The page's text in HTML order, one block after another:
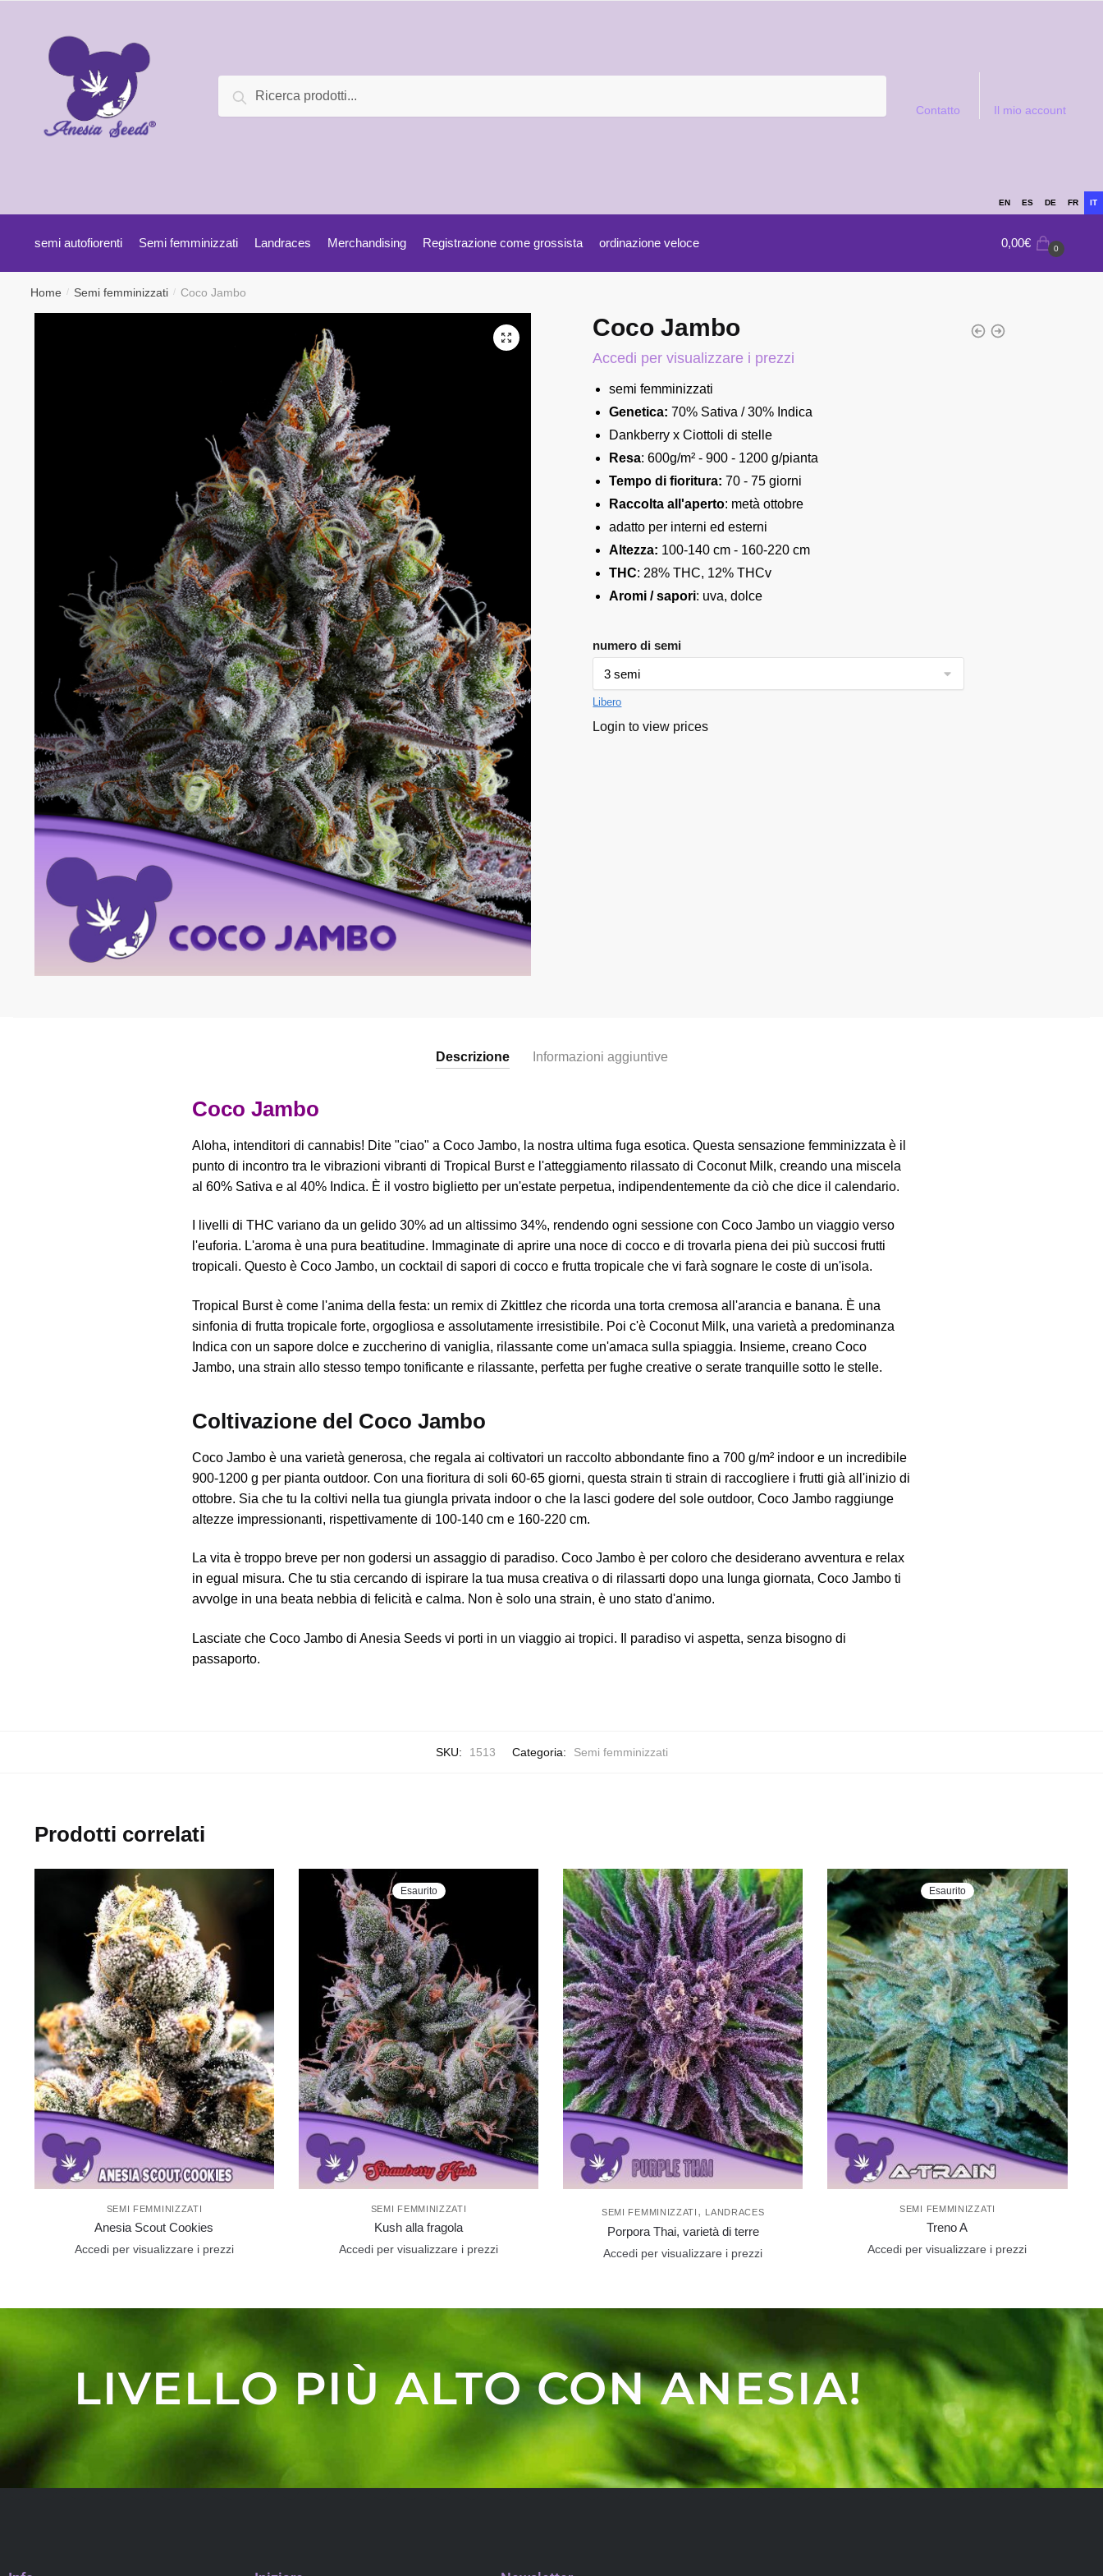
Ricerca
Contatto Il mio account
EN ES DE FR IT
semi autofiorenti Semi femminizzati Landraces Merchandising Registrazione come grossista ordinazione veloce 0,00€ 0
Home / Semi femminizzati / Coco Jambo
Coco Jambo
Accedi per visualizzare i prezzi
semi femminizzati
Genetica:70% Sativa / 30% Indica
Dankberry x Ciottoli di stelle
Resa: 600g/m² - 900 - 1200 g/pianta
Tempo di fioritura: 70 - 75 giorni
Raccolta all'aperto: metà ottobre
adatto per interni ed esterni
Altezza: 100-140 cm - 160-220 cm
THC: 28% THC, 12% THCv
Aromi / sapori: uva, dolce
numero di semi
Libero
Login to view prices
Descrizione Informazioni aggiuntive
Coco Jambo
Aloha, intenditori di cannabis! Dite "ciao" a Coco Jambo, la nostra ultima fuga esotica. Questa sensazione femminizzata è il
punto di incontro tra le vibrazioni vibranti di Tropical Burst e l'atteggiamento rilassato di Coconut Milk, creando una miscela
al 60% Sativa e al 40% Indica. È il vostro biglietto per un'estate perpetua, indipendentemente da ciò che dice il calendario.
I livelli di THC variano da un gelido 30% ad un altissimo 34%, rendendo ogni sessione con Coco Jambo un viaggio verso
l'euforia. L'aroma è una pura beatitudine. Immaginate di aprire una noce di cocco e di trovarla piena dei più succosi frutti
tropicali. Questo è Coco Jambo, un cocktail di sapori di cocco e frutta tropicale che vi farà sognare le coste di un'isola.
Tropical Burst è come l'anima della festa: un remix di Zkittlez che ricorda una torta cremosa all'arancia e banana. È una
sinfonia di frutta tropicale forte, orgogliosa e assolutamente irresistibile. Poi c'è Coconut Milk, una varietà a predominanza
Indica con un sapore dolce e zuccherino di vaniglia, rilassante come un'amaca sulla spiaggia. Insieme, creano Coco
Jambo, una strain allo stesso tempo tonificante e rilassante, perfetta per fughe creative o serate tranquille sotto le stelle.
Coltivazione del Coco Jambo
Coco Jambo è una varietà generosa, che regala ai coltivatori un raccolto abbondante fino a 700 g/m² indoor e un incredibile
900-1200 g per pianta outdoor. Con una fioritura di soli 60-65 giorni, questa strain ti strain di raccogliere i frutti già all'inizio di
ottobre. Sia che tu la coltivi nella tua giungla privata indoor o che la lasci godere del sole outdoor, Coco Jambo raggiunge
altezze impressionanti, rispettivamente di 100-140 cm e 160-220 cm.
La vita è troppo breve per non godersi un assaggio di paradiso. Coco Jambo è per coloro che desiderano avventura e relax
in egual misura. Che tu stia cercando di ispirare la tua musa creativa o di rilassarti dopo una lunga giornata, Coco Jambo ti
avvolge in una beata nebbia di felicità e calma. Non è solo una strain, è uno stato d'animo.
Lasciate che Coco Jambo di Anesia Seeds vi porti in un viaggio ai tropici. Il paradiso vi aspetta, senza bisogno di
passaporto.
SKU: 1513 Categoria: Semi femminizzati
Prodotti correlati
SEMI FEMMINIZZATI
Anesia Scout Cookies
Accedi per visualizzare i prezzi
Esaurito
SEMI FEMMINIZZATI
Kush alla fragola
Accedi per visualizzare i prezzi
SEMI FEMMINIZZATI , LANDRACES
Porpora Thai, varietà di terre
Accedi per visualizzare i prezzi
Esaurito
SEMI FEMMINIZZATI
Treno A
Accedi per visualizzare i prezzi
LIVELLO PIÙ ALTO CON ANESIA!